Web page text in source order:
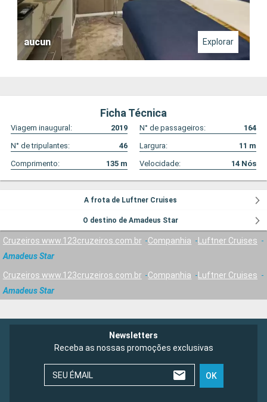
aucun Explorar
Ficha Técnica
Viagem inaugural: 2019 N° de passageiros:
164
N° de tripulantes:
46 Largura: 11 m
Comprimento:
135 m Velocidade: 14 Nós
A frota de Luftner Cruises
O destino de Amadeus Star
Cruzeiros www.123cruzeiros.com.br Companhia
Luftner Cruises
Amadeus Star
Cruzeiros www.123cruzeiros.com.br Companhia
Luftner Cruises
Amadeus Star
Newsletters
Receba as nossas promoções exclusivas
SEU ÉMAIL OK